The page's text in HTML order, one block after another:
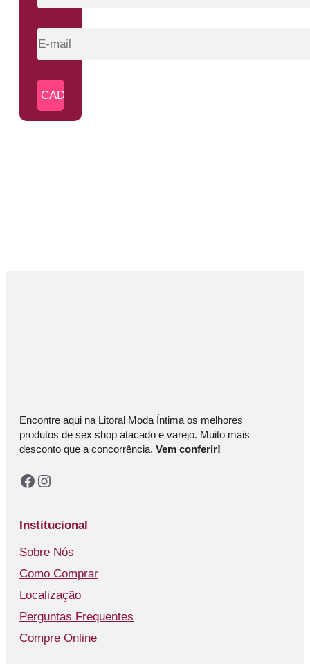
Encontre aqui na Litoral Moda Íntima os melhores
produtos de sex shop atacado e varejo. Muito mais
desconto que a concorrência. Vem conferir!
Facebook
Instagram
Institucional
Sobre Nós
Como Comprar
Localização
Perguntas Frequentes
Compre Online